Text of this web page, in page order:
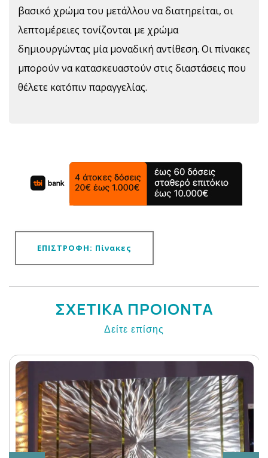
βασικό χρώμα του μετάλλου να διατηρείται, οι
λεπτομέρειες τονίζονται με χρώμα
δημιουργώντας μία μοναδική αντίθεση. Οι πίνακες
μπορούν να κατασκευαστούν στις διαστάσεις που
θέλετε κατόπιν παραγγελίας.
ΕΠΙΣΤΡΟΦΗ: Πίνακες
ΣΧΕΤΙΚΑ ΠΡΟΙΟΝΤΑ
Δείτε επίσης